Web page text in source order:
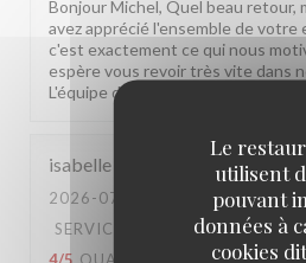
Le
utilisent
pouvant
données à
cookies
Bonjour Michel, Quel beau retour,
avez apprécié l'ensemble de votre
c'est exactement ce qui nous
espère vous revoir très vite dans
L'équipe de L'Alsace
isabelle
2026-07-30
- 19:30 -
SERVICE
AMBIANCE: 5/5